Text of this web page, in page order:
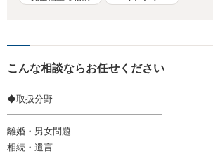
こんな相談ならお任せください
◆取扱分野
━━━━━━━━━━━━━━━━━
離婚・男女問題
相続・遺言